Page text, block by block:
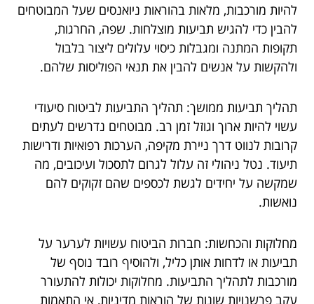
להיות מורכבות, מלאות בהוראות ניואנסים שעל המבוטחים
להבין כדי להגיש תביעות מוצלחות. שפה, החרגות,
תקופות המתנה ומגבלות כיסוי עלולים ליצור בלבול
ולהקשות על אנשים להבין את תנאי הפוליסות שלהם.
תהליך תביעות ממושך: תהליך התביעות לביטוח סיעודי
עשוי להיות ארוך וגוזל זמן רב. מבוטחים נדרשים לעתים
קרובות לנווט דרך ניירת מקיפה, הערכות רפואיות ודרישות
תיעוד. נטל ניהולי זה עלול לגרום לתסכול ועיכובים, מה
שמקשה על יחידים לגשת לכספים שהם זקוקים להם
נואשות.
מחלוקות והכחשות: חברות הביטוח עשויות לערער על
תביעות או לדחות אותן כליל, ולהוסיף רובד נוסף של
מורכבות לתהליך התביעות. מחלוקות יכולות להתעורר
עקב פרשנויות שונות של הוראות מדיניות, אי התאמות